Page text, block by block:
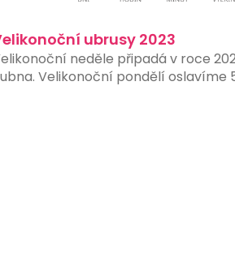
ubrusy 2023
neděle připadá v roce
Velikonoční pondělí oslavíme